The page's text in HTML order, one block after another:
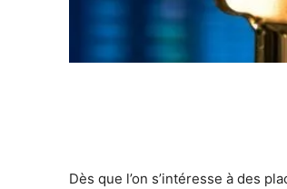
Dès que l’on s’intéresse à des